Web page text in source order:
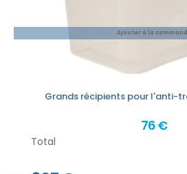
Ajouter à la
Grands récipients pour l'anti-
76 €
Total